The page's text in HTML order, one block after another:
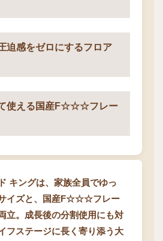
迫感をゼロにするフロア
使える国産F☆☆☆フレー
キングは、家族全員でゆっ
イズと、国産F☆☆☆フレー
立。成長後の分割使用にも対
フステージに長く寄り添う大